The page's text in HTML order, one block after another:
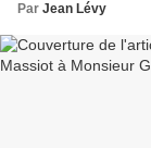
Par Jean Lévy